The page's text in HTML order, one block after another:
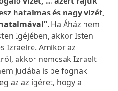
hatalmas és nagy vizét,
. Ha Áház nem
Igéjében, akkor Isten
Izraelre. Amikor az
akkor nemcsak Izraelt
Judába is be fognak
az az ígéret, hogy a